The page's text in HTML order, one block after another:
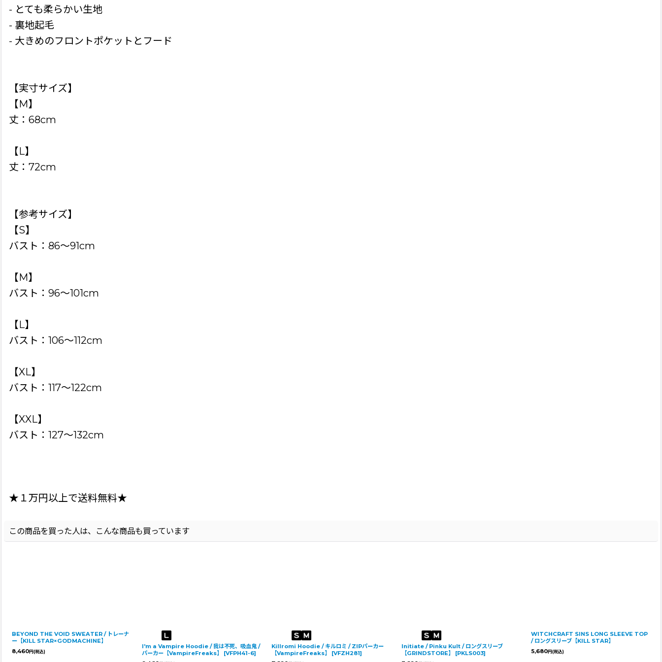
- とても柔らかい生地
- 裏地起毛
- 大きめのフロントポケットとフード
【実寸サイズ】
【M】
丈：68cm
【L】
丈：72cm
【参考サイズ】
【S】
バスト：86〜91cm
【M】
バスト：96〜101cm
【L】
バスト：106〜112cm
【XL】
バスト：117〜122cm
【XXL】
バスト：127〜132cm
★１万円以上で送料無料★
この商品を買った人は、こんな商品も買っています
BEYOND THE VOID SWEATER / トレーナ
ー【KILL STAR×GODMACHINE】
8,460円 (税込)
I'm a Vampire Hoodie / 我は不死、吸血鬼 /
パーカー【VampireFreaks】
[VFPH41-6]
Killromi Hoodie / キルロミ / ZIPパーカー
【VampireFreaks】
[VFZH281]
Initiate / Pinku Kult / ロングスリーブ
【GRINDSTORE】
[PKLS003]
WITCHCRAFT SINS LONG SLEEVE TOP
/ ロングスリーブ【KILL STAR】
5,680円(税込)